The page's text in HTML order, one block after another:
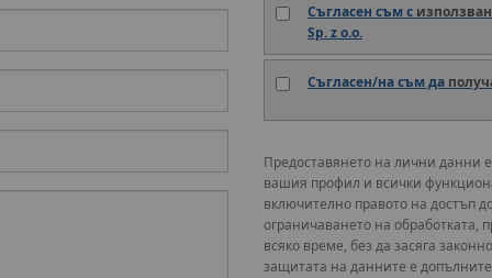
Съгласен съм с
Sp. z o.o.
Съгласен/на съм да
Предоставянето на лични данни
вашия профил и всички
включително правото на достъп
ограничаването на обработката,
всяко време, без да засяга
защитата на данните е